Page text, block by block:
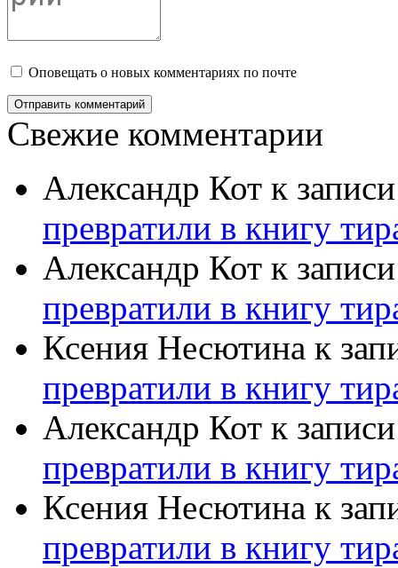
Оповещать о новых комментариях по почте
Свежие комментарии
Александр Кот к
превратили в книгу
Александр Кот к
превратили в книгу
Ксения Несютина к
превратили в книгу
Александр Кот к
превратили в книгу
Ксения Несютина к
превратили в книгу